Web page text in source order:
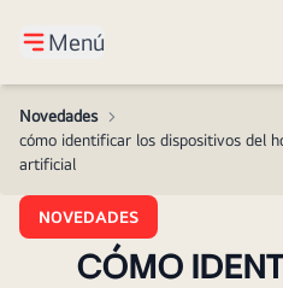
Menú
Novedades
>
cómo identificar los dispositivos del
artificial
NOVEDADES
CÓMO